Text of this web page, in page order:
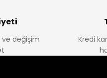
ve değişim
Kredi